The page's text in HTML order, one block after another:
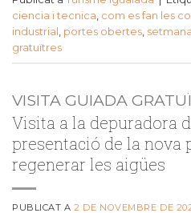
ciencia i tecnica, com es fan les
industrial , portes obertes,
gratuïtres
VISITA GUIADA
Visita a la depuradora
presentació de la nova
regenerar les aigües
PUBLICAT A2 DE NOVEMBRE DE